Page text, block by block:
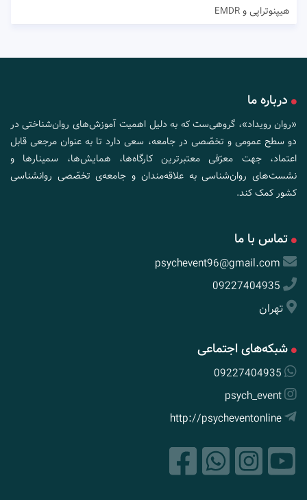
هیپنوتراپی و EMDR
درباره ما
«روان رویداد»، گروهی‌ست که به دلیل اهمیت آموزش‌های روان‌شناختی در
دو سطح عمومی و تخصّصی در جامعه، سعی دارد تا به عنوان مرجعی قابل
اعتماد، جهت معرّفی معتبرترین کارگاه‌ها، همایش‌ها، سمینارها و
نشست‌های روان‌شناسی به علاقه‌مندان و جامعه‌ی تخصّصی روانشناسی
کشور کمک کند.
تماس با ما
psychevent96@gmail.com
09227404935
تهران
شبکه‌های اجتماعی
09227404935
psych_event
http://psycheventonline